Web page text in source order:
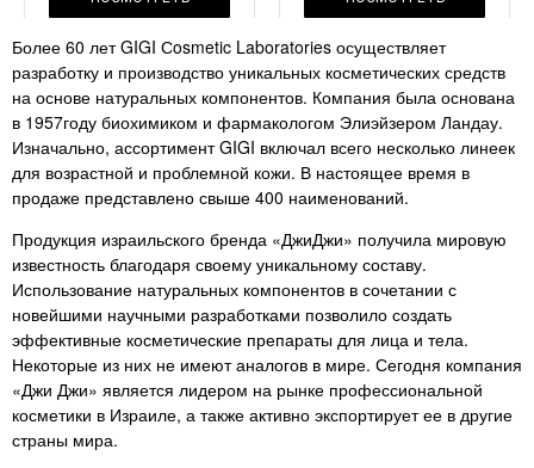
эффект- все что описано по
нереально!!! мои черные
точки. расширенные поры-
супер средство как и всегда .
не перестану это писать в
каждом продукте.!
ОТЗЫВ
результат на 2 й день . стоит
косметика данного бренда
ОТЗЫВ
Более 60 лет GIGI Сosmetic Laboratories осуществляет
разработку и производство уникальных косметических средств
на основе натуральных компонентов. Компания была основана
в 1957году биохимиком и фармакологом Элиэйзером Ландау.
Изначально, ассортимент GIGI включал всего несколько линеек
для возрастной и проблемной кожи. В настоящее время в
продаже представлено свыше 400 наименований.
Продукция израильского бренда «ДжиДжи» получила мировую
известность благодаря своему уникальному составу.
Использование натуральных компонентов в сочетании с
новейшими научными разработками позволило создать
эффективные косметические препараты для лица и тела.
Некоторые из них не имеют аналогов в мире. Сегодня компания
«Джи Джи» является лидером на рынке профессиональной
косметики в Израиле, а также активно экспортирует ее в другие
страны мира.